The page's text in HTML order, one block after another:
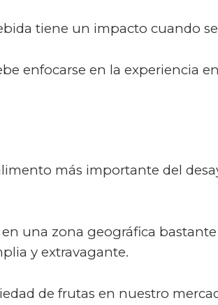
tiene un impacto cuando
enfocarse en la experiencia
más importante del
una zona geográfica
y extravagante.
de frutas en nuestro